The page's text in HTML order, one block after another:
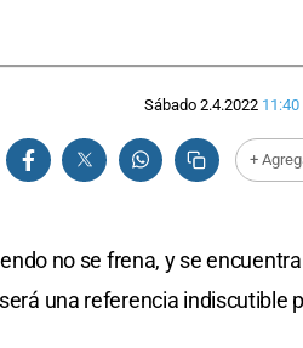
Sábado 2.4.2022 11:40
+
no se frena, y se
una referencia indiscutible